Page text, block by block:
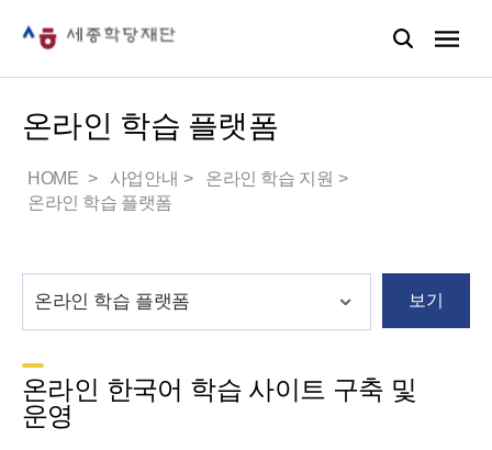
온라인 학습 플랫폼
HOME 사업안내
온라인 학습 지원
온라인 학습 플랫폼
보기
온라인 한국어 학습 사이트 구축 및
운영